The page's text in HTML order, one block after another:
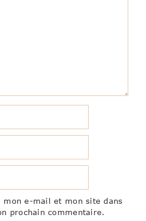
mon e-mail et mon site dans
prochain commentaire.